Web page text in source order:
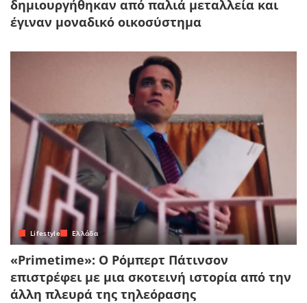
δημιουργήθηκαν από παλιά μεταλλεία και
έγιναν μοναδικό οικοσύστημα
Lifestyle Ελλάδα
«Primetime»: Ο Ρόμπερτ Πάτινσον
επιστρέφει με μια σκοτεινή ιστορία από την
άλλη πλευρά της τηλεόρασης